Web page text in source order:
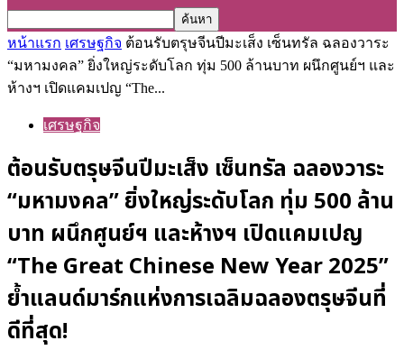
หน้าแรก เศรษฐกิจ ต้อนรับตรุษจีนปีมะเส็ง เซ็นทรัล ฉลองวาระ
“มหามงคล” ยิ่งใหญ่ระดับโลก ทุ่ม 500 ล้านบาท ผนึกศูนย์ฯ และ
ห้างฯ เปิดแคมเปญ “The...
เศรษฐกิจ
ต้อนรับตรุษจีนปีมะเส็ง เซ็นทรัล ฉลองวาระ
“มหามงคล” ยิ่งใหญ่ระดับโลก ทุ่ม 500 ล้าน
บาท ผนึกศูนย์ฯ และห้างฯ เปิดแคมเปญ
“The Great Chinese New Year 2025”
ย้ำแลนด์มาร์กแห่งการเฉลิมฉลองตรุษจีนที่
ดีที่สุด!